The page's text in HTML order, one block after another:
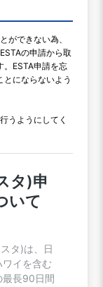
ができない為、
の申請から取
。ESTA申請を忘
にならないよう
うようにしてく